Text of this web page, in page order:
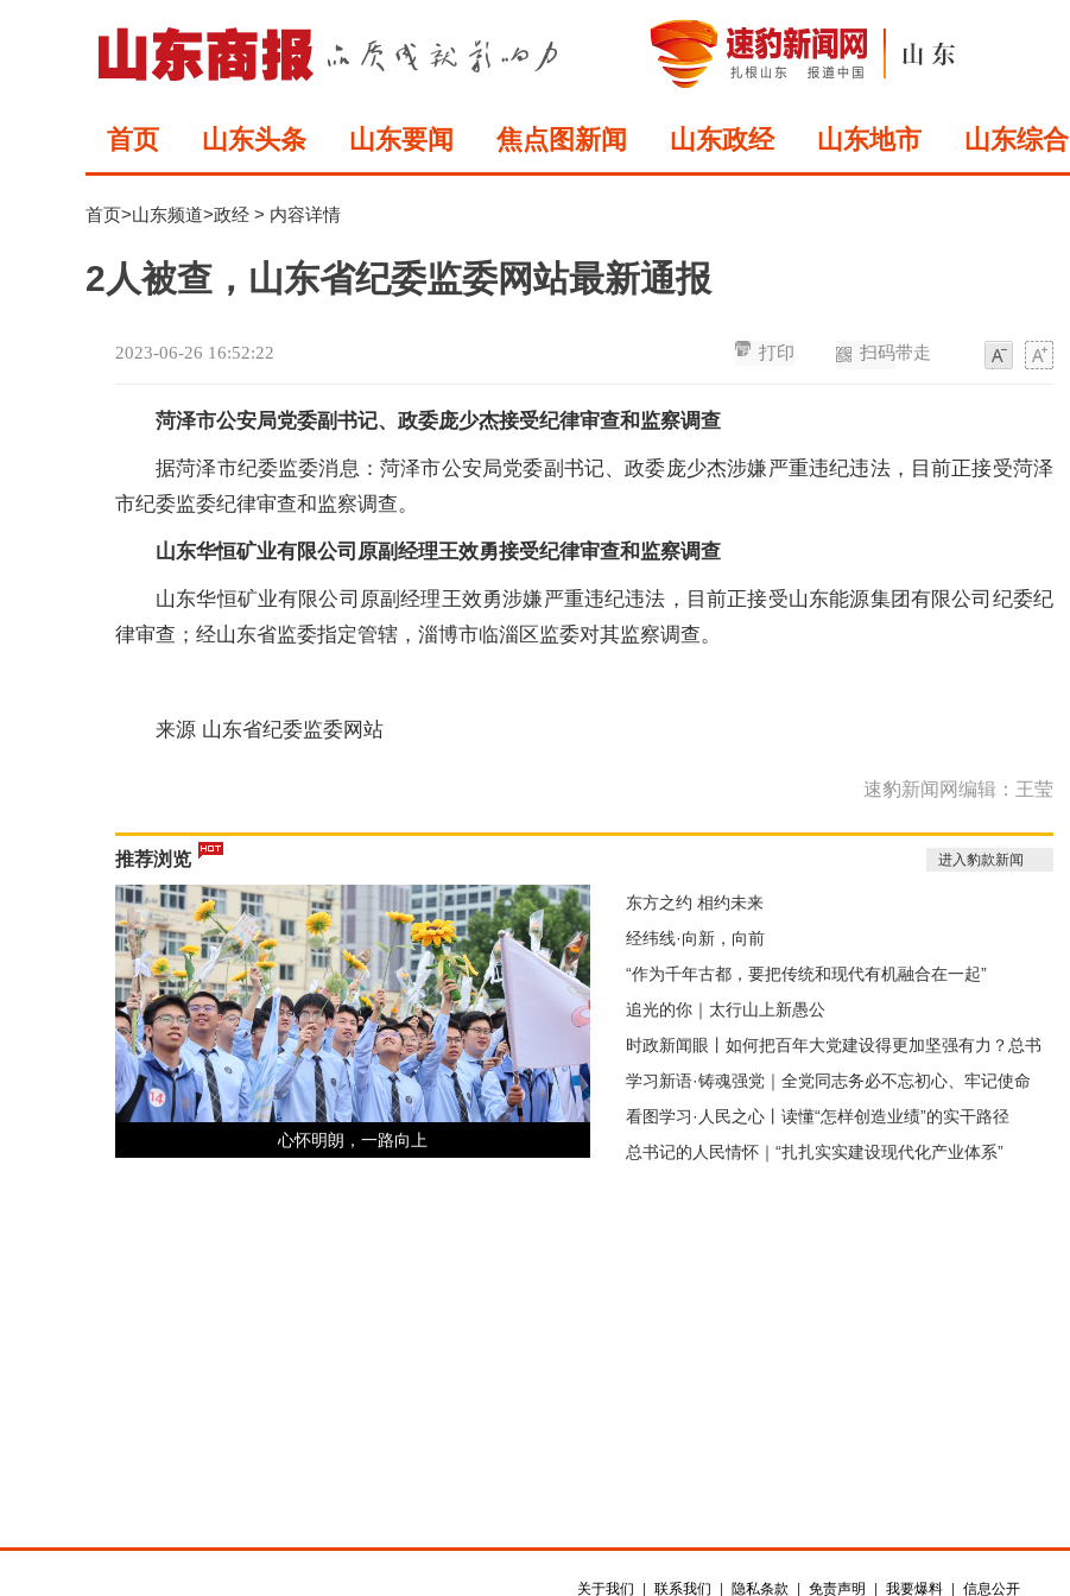
首页 山东头条 山东要闻 焦点图新闻 山东政经 山东地市 山东综合
首页>山东频道>政经 > 内容详情
2人被查，山东省纪委监委网站最新通报
2023-06-26 16:52:22 扫码带走
打印
菏泽市公安局党委副书记、政委庞少杰接受纪律审查和监察调查
据菏泽市纪委监委消息：菏泽市公安局党委副书记、政委庞少杰涉嫌严重违纪违法，目前正接受菏泽
市纪委监委纪律审查和监察调查。
山东华恒矿业有限公司原副经理王效勇接受纪律审查和监察调查
山东华恒矿业有限公司原副经理王效勇涉嫌严重违纪违法，目前正接受山东能源集团有限公司纪委纪
律审查；经山东省监委指定管辖，淄博市临淄区监委对其监察调查。
​来源 山东省纪委监委网站
速豹新闻网编辑：王莹
推荐浏览 进入豹款新闻
心怀明朗，一路向上
东方之约 相约未来
经纬线·向新，向前
“作为千年古都，要把传统和现代有机融合在一起”
追光的你｜太行山上新愚公
时政新闻眼丨如何把百年大党建设得更加坚强有力？总书
记这样部署
学习新语·铸魂强党｜全党同志务必不忘初心、牢记使命
看图学习·人民之心丨读懂“怎样创造业绩”的实干路径
总书记的人民情怀｜“扎扎实实建设现代化产业体系”
关于我们 联系我们 隐私条款 免责声明 我要爆料 信息公开